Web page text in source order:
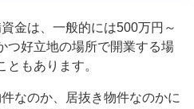
金は、一般的には500万円～
つ好立地の場所で開業する場
もあります。
なのか、居抜き物件なのかに